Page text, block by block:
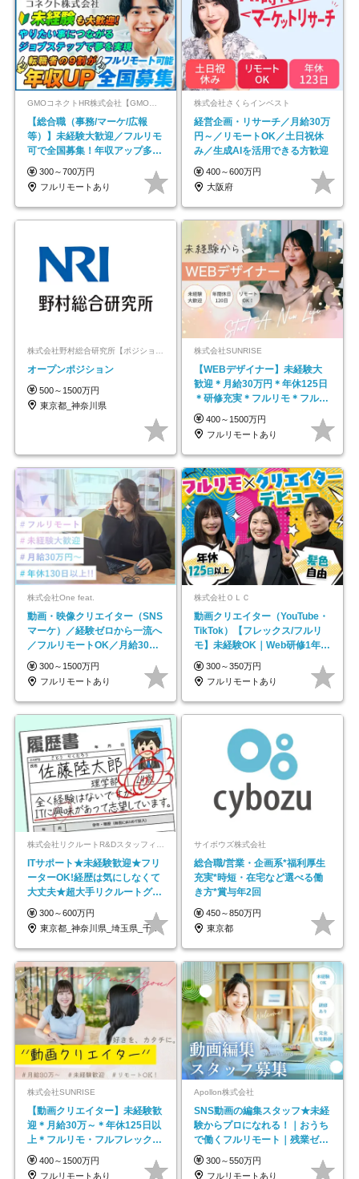
GMOコネクトHR株式会社【GMOインターネットグループ】
【総合職（事務/マーケ/広報
等）】未経験大歓迎／フルリモ
可で全国募集！年収アップ多数
★年休最大130日★
300～700万円
フルリモートあり
株式会社さくらインベスト
経営企画・リサーチ／月給30万
円～／リモートOK／土日祝休
み／生成AIを活用できる方歓迎
400～600万円
大阪府
オープンポジション
500～1500万円
東京都_神奈川県
株式会社SUNRISE
【WEBデザイナー】未経験大
歓迎＊月給30万円＊年休125日
＊研修充実＊フルリモ＊フルフ
レックス＊
400～1500万円
フルリモートあり
株式会社One feat.
動画・映像クリエイター（SNS
マーケ）／経験ゼロから一流へ
／フルリモートOK／月給30万
円～／年休130日以上
300～1500万円
フルリモートあり
株式会社ＯＬＣ
動画クリエイター（YouTube・
TikTok）【フレックス/フルリ
モ】未経験OK｜Web研修1年間
｜副業OK
300～350万円
フルリモートあり
株式会社リクルートR&Dスタッフィング【リクルートグループ】
ITサポート★未経験歓迎★フリ
ーターOK!経歴は気にしなくて
大丈夫★超大手リクルートグル
ープの正社員/sg
300～600万円
東京都_神奈川県_埼玉県_千葉県_大阪府…
サイボウズ株式会社
総合職/営業・企画系*福利厚生
充実*時短・在宅など選べる働
き方*賞与年2回
450～850万円
東京都
株式会社SUNRISE
【動画クリエイター】未経験歓
迎＊月給30万～＊年休125日以
上＊フルリモ・フルフレックス
◆10名の採用が決定◆
400～1500万円
フルリモートあり
Apollon株式会社
SNS動画の編集スタッフ★未経
験からプロになれる！｜おうち
で働くフルリモート｜残業ゼロ
で18時退勤◎
300～550万円
フルリモートあり